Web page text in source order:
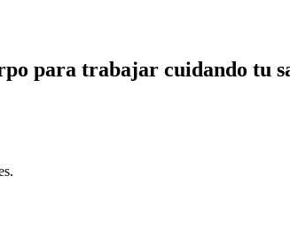
para trabajar cuidando tu